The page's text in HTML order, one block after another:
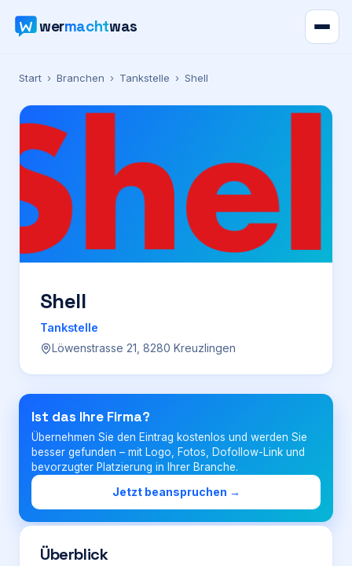
wermachtwas
Verzeichnis
Karte
News
Ratgeber
Werbung
Preise
Für Firmen
Login
Firma eintragen
Start › Branchen › Tankstelle › Shell
Shell
Tankstelle
Löwenstrasse 21, 8280 Kreuzlingen
Ist das Ihre Firma?
Übernehmen Sie den Eintrag kostenlos und werden Sie
besser gefunden – mit Logo, Fotos, Dofollow-Link und
bevorzugter Platzierung in Ihrer Branche.
Jetzt beanspruchen →
Überblick